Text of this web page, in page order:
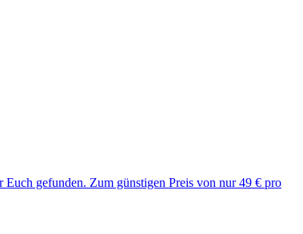
gefunden. Zum günstigen Preis von nur 49 € pro